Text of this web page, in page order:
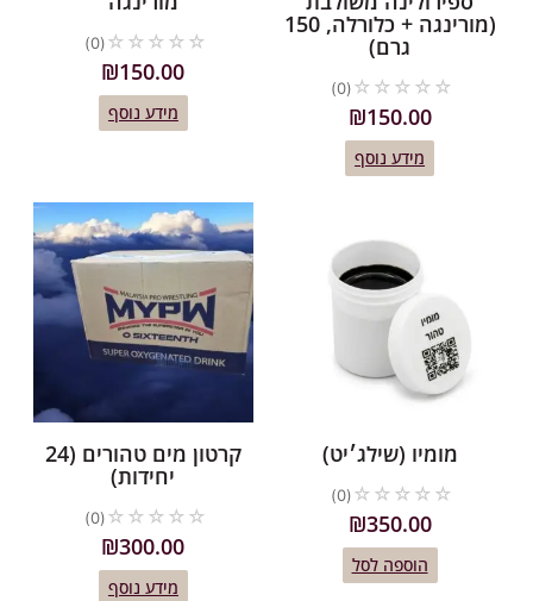
(מורינגה + כלורלה, 150
☆
☆
☆
(0)
₪150.00
מידע נוסף
☆
☆
☆
(0)
₪150.00
מידע נוסף
מומיו (שילג׳יט)
☆
☆
☆
(0)
₪350.00
הוספה לסל
קרטון מים טהורים (24
יחידות)
☆
☆
☆
(0)
₪300.00
מידע נוסף